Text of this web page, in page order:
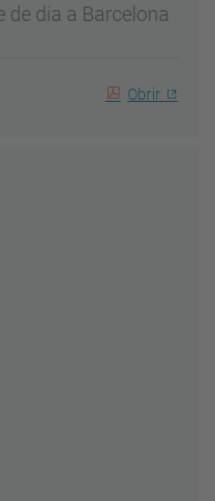
de dia a Barcelona
Obrir